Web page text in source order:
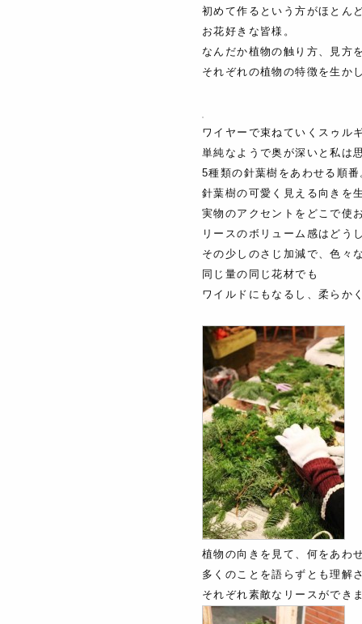
初めて作るという方がほとん
お花好きな皆様。
なんだか植物の触り方、見方
それぞれの植物の特徴を生か
ワイヤーで束ねていくスゥル
単純なようで奥が深いと私は
5種類の針葉樹をあわせる順番
針葉樹の可愛く見える向きを
実物のアクセントをどこで使
リースのボリューム感はどう
その少しのさじ加減で、色々
同じ量の同じ花材でも
ワイルドにもなるし、柔らか
植物の向きを見て、何をあわ
多くのことを語らずとも理解
それぞれ素敵なリースができ